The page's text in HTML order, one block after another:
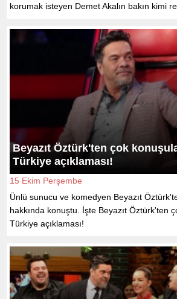
korumak isteyen Demet Akalın bakın kimi
Beyazıt Öztürk'ten çok
Türkiye açıklaması!
15 Ekim Perşembe
Ünlü sunucu ve komedyen Beyazıt
hakkında konuştu. İşte Beyazıt Öztürk'ten
Türkiye açıklaması!